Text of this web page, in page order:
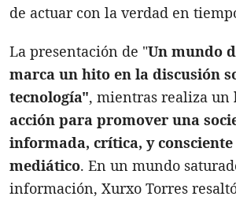
de actuar con la verdad en
La presentación de "Un mundo
marca un hito en la discusión
tecnología", mientras realiza un
acción para promover una
informada, crítica, y
mediático. En un mundo
información, Xurxo Torres